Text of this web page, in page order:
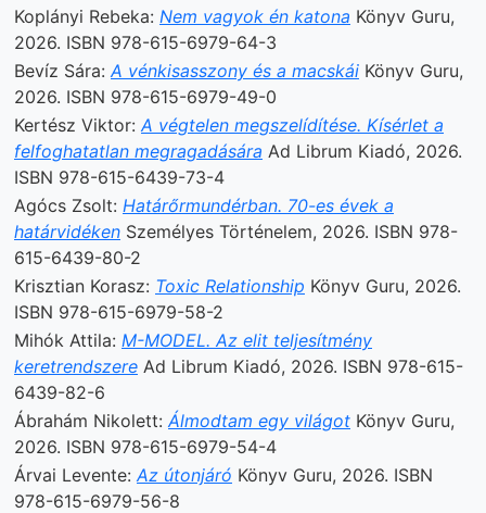
Koplányi Rebeka: Nem vagyok én katona Könyv Guru,
2026. ISBN 978-615-6979-64-3
Bevíz Sára:A vénkisasszony és a macskái Könyv Guru,
2026. ISBN 978-615-6979-49-0
Kertész Viktor:A végtelen megszelídítése. Kísérlet a
felfoghatatlan megragadására Ad Librum Kiadó, 2026.
ISBN 978-615-6439-73-4
Agócs Zsolt: Határőrmundérban. 70-es évek a
határvidéken Személyes Történelem, 2026. ISBN 978-
615-6439-80-2
Krisztian Korasz: Toxic Relationship Könyv Guru, 2026.
ISBN 978-615-6979-58-2
Mihók Attila: M-MODEL. Az elit teljesítmény
keretrendszere Ad Librum Kiadó, 2026. ISBN 978-615-
6439-82-6
Ábrahám Nikolett:Álmodtam egy világot Könyv Guru,
2026. ISBN 978-615-6979-54-4
Árvai Levente:Az útonjáró Könyv Guru, 2026. ISBN
978-615-6979-56-8